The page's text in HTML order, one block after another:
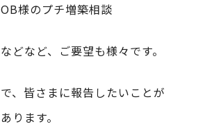
OB様のプチ増築相談
などなど、ご要望も様々です。
で、皆さまに報告したいことが
あります。